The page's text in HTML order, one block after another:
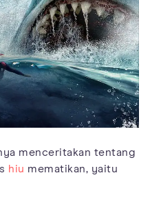
menceritakan tentang
hiu mematikan, yaitu